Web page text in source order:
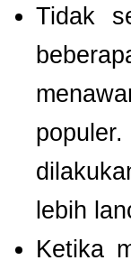
Tidak
lebih
Ketika